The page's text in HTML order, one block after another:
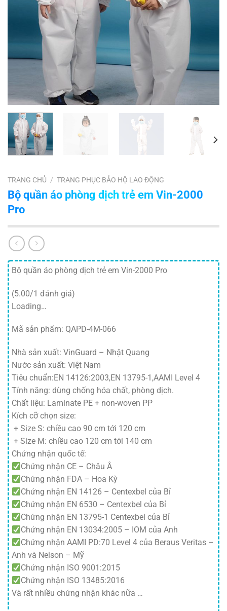
TRANG CHỦ / TRANG PHỤC BẢO HỘ LAO ĐỘNG
Bộ quần áo phòng dịch trẻ em Vin-2000
Pro
Bộ quần áo phòng dịch trẻ em Vin-2000 Pro
(5.00/1 đánh giá)
Loading…
Mã sản phẩm: QAPD-4M-066
Nhà sản xuất: VinGuard – Nhật Quang
Nước sản xuất: Việt Nam
Tiêu chuẩn:EN 14126:2003,EN 13795-1,AAMI Level 4
Tính năng: dùng chống hóa chất, phòng dịch.
Chất liệu: Laminate PE + non-woven PP
Kích cỡ chọn size:
+ Size S: chiều cao 90 cm tới 120 cm
+ Size M: chiều cao 120 cm tới 140 cm
Chứng nhận quốc tế:
Chứng nhận CE – Châu Â
Chứng nhận FDA – Hoa Kỳ
Chứng nhận EN 14126 – Centexbel của Bỉ
Chứng nhận EN 6530 – Centexbel của Bỉ
Chứng nhận EN 13795-1 Centexbel của Bỉ
Chứng nhận EN 13034:2005 – IOM của Anh
Chứng nhận AAMI PD:70 Level 4 của Beraus Veritas –
Anh và Nelson – Mỹ
Chứng nhận ISO 9001:2015
Chứng nhận ISO 13485:2016
Và rất nhiều chứng nhận khác nữa …